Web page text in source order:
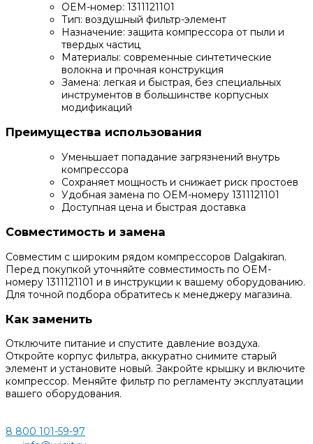
OEM-номер: 1311121101
Тип: воздушный фильтр-элемент
Назначение: защита компрессора от пыли и
твердых частиц
Материалы: современные синтетические
волокна и прочная конструкция
Замена: легкая и быстрая, без специальных
инструментов в большинстве корпусных
модификаций
Преимущества использования
Уменьшает попадание загрязнений внутрь
компрессора
Сохраняет мощность и снижает риск простоев
Удобная замена по OEM-номеру 1311121101
Доступная цена и быстрая доставка
Совместимость и замена
Совместим с широким рядом компрессоров Dalgakiran.
Перед покупкой уточняйте совместимость по OEM-
номеру 1311121101 и в инструкции к вашему оборудованию.
Для точной подбора обратитесь к менеджеру магазина.
Как заменить
Отключите питание и спустите давление воздуха.
Откройте корпус фильтра, аккуратно снимите старый
элемент и установите новый. Закройте крышку и включите
компрессор. Меняйте фильтр по регламенту эксплуатации
вашего оборудования.
8 800 101-59-97